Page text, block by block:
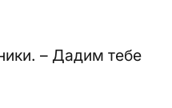
– Дадим тебе